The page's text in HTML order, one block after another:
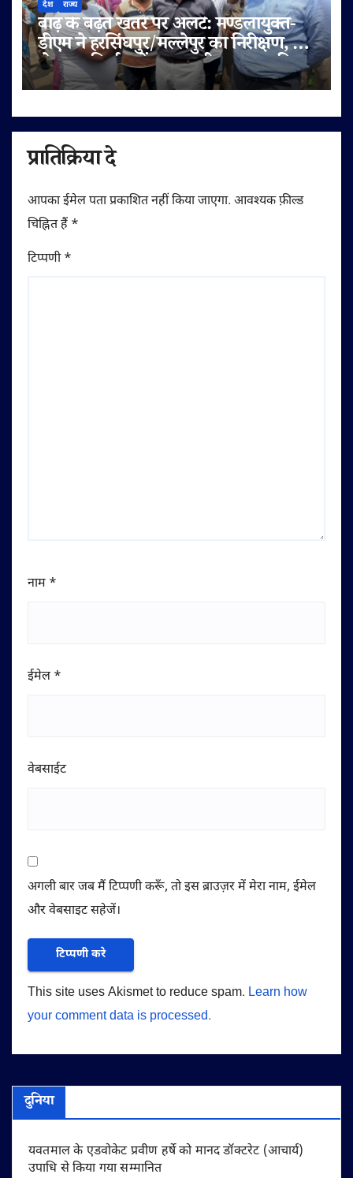
देश राज्य
बाढ़ के बढ़ते खतरे पर अलर्ट: मण्डलायुक्त-
डीएम ने हरसिंघपुर/मल्लेपुर का निरीक्षण, 6
लेन पुल निर्माण में लापरवाही पर FIR की
चेतावनी
प्रातिक्रिया दे
आपका ईमेल पता प्रकाशित नहीं किया जाएगा. आवश्यक फ़ील्ड
चिह्नित हैं *
टिप्पणी*
नाम *
ईमेल *
वेबसाईट
अगली बार जब मैं टिप्पणी करूँ, तो इस ब्राउज़र में मेरा नाम, ईमेल
और वेबसाइट सहेजें।
This site uses Akismet to reduce spam. Learn how
your comment data is processed.
दुनिया
यवतमाल के एडवोकेट प्रवीण हर्षे को मानद डॉक्टरेट (आचार्य)
उपाधि से किया गया सम्मानित